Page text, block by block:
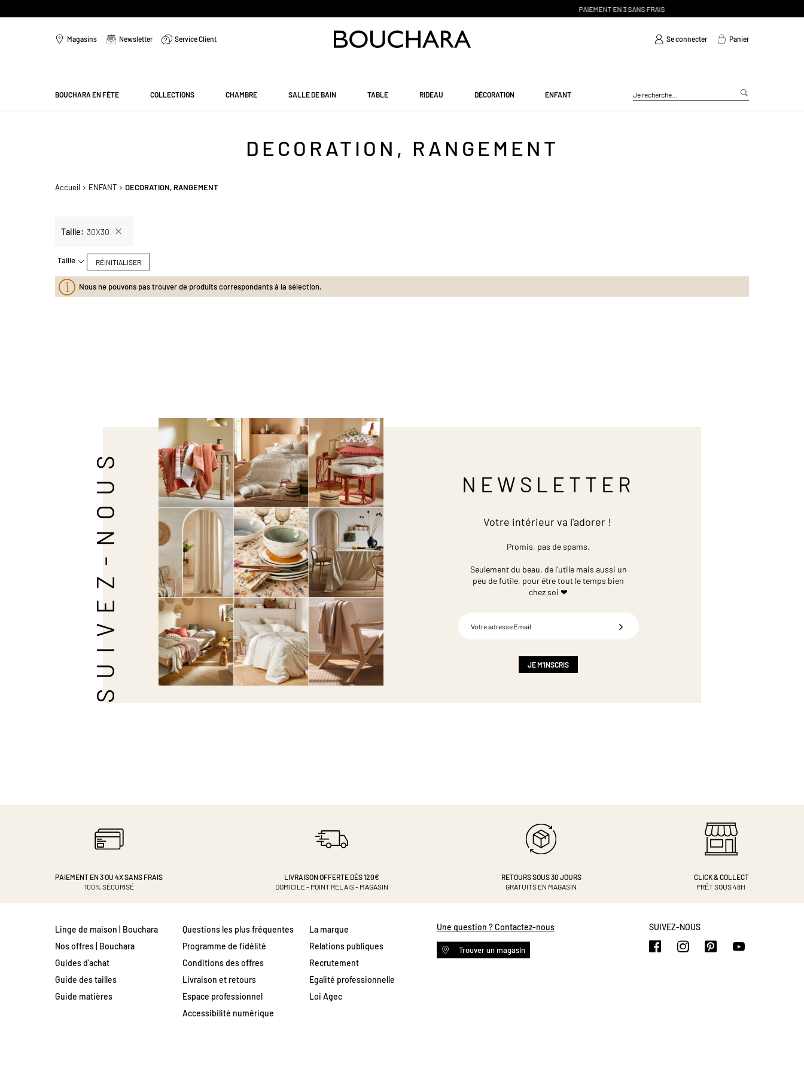
Magasins Newsletter Service Client Se connecter Panier
BOUCHARA EN FÊTE COLLECTIONS CHAMBRE SALLE DE BAIN TABLE RIDEAU DÉCORATION ENFANT
DECORATION, RANGEMENT
Accueil ENFANT DECORATION, RANGEMENT
actuelle
Taille 30X30
Taille RÉINITIALISER
Nous ne pouvons pas trouver de produits correspondants à la sélection.
SUIVEZ-NOUS NEWSLETTER
Votre intérieur va l'adorer !
Promis, pas de spams.
Seulement du beau, de l'utile mais aussi un
peu de futile, pour être tout le temps bien
chez soi ❤
JE M'INSCRIS
PAIEMENT EN 3 OU 4XSANS FRAIS
100% SÉCURISÉ
LIVRAISON OFFERTE DÈS 120€
DOMICILE - POINT RELAIS - MAGASIN
RETOURS SOUS 30 JOURS
GRATUITS EN MAGASIN
CLICK & COLLECT
PRÊT SOUS 48H
Une question ? Contactez-nous
Trouver un magasin
Linge de maison | Bouchara
Nos offres | Bouchara
Guides d'achat
Guide des tailles
Guide matières
Questions les plus fréquentes
Programme de fidélité
Conditions des offres
Livraison et retours
Espace professionnel
Accessibilité numérique
La marque
Relations publiques
Recrutement
Egalité professionnelle
Loi Agec
SUIVEZ-NOUS
https://https://https://https://